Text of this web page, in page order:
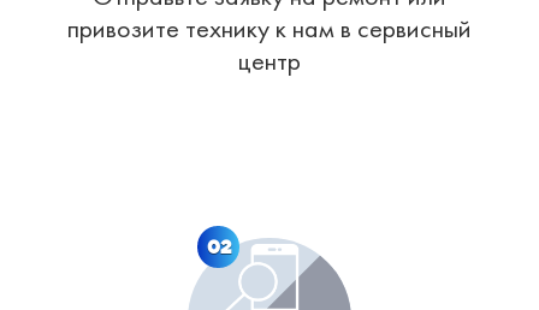
привозите технику к нам в сервисный
центр
02